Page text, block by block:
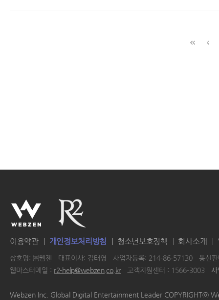
이용약관 개인정보처리방침 청소년보호정책 회사소개
상호명: ㈜웹젠 대표이사: 김태영 사업자등록: 214-86-57130
통신
웹마스터메일 : r2-help@webzen.co.kr 고객지원센터 : 1566-3003
Webzen Inc. Global Digital Entertainment Leader COPYRIGHTⓒ